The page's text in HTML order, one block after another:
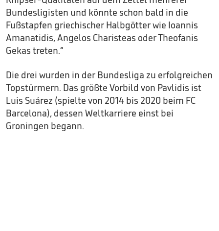
Bundesligisten und könnte schon bald in die
Fußstapfen griechischer Halbgötter wie Ioannis
Amanatidis, Angelos Charisteas oder Theofanis
Gekas treten.“
Die drei wurden in der Bundesliga zu erfolgreichen
Topstürmern. Das größte Vorbild von Pavlidis ist
Luis Suárez (spielte von 2014 bis 2020 beim FC
Barcelona), dessen Weltkarriere einst bei
Groningen begann.